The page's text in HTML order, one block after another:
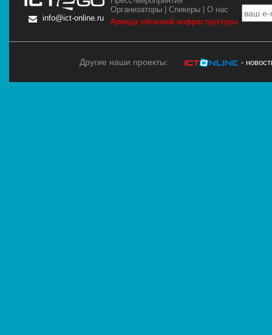
info@ict-online.ru
Организаторы |Спикеры |О нас
Аренда облачной инфраструктуры
Другие наши проекты: -